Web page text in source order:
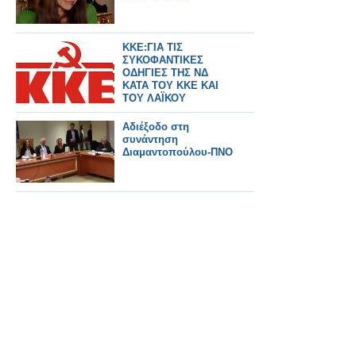
KKE:ΓΙΑ ΤΙΣ
ΣΥΚΟΦΑΝΤΙΚΕΣ
ΟΔΗΓΙΕΣ ΤΗΣ ΝΔ
ΚΑΤΑ ΤΟΥ ΚΚΕ ΚΑΙ
ΤΟΥ ΛΑΪΚΟΥ
ΚΙΝΗΜΑΤΟΣ
Αδιέξοδο στη
συνάντηση
Διαμαντοπούλου-ΠΝΟ